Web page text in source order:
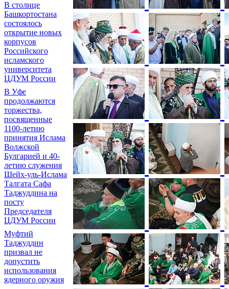
В столице
Башкортостана
состоялось
открытие новых
корпусов
Российского
исламского
университета
ЦДУМ России
В Уфе
продолжаются
торжества,
посвященные
1100-летию
принятия Ислама
Волжской
Булгарией и 40-
летию служения
Шейх-уль-Ислама
Талгата Сафа
Таджуддина на
посту
Председателя
ЦДУМ России
Муфтий
Таджуддин
призвал не
допустить
использования
ядерного оружия